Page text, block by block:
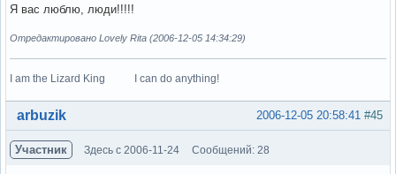
Я вас люблю, люди!!!!!
Отредактировано Lovely Rita (2006-12-05 14:34:29)
I am the Lizard King I can do anything!
Вне форума #45
2006-12-05 20:58:41
arbuzik
Участник Здесь с 2006-11-24 Сообщений: 28